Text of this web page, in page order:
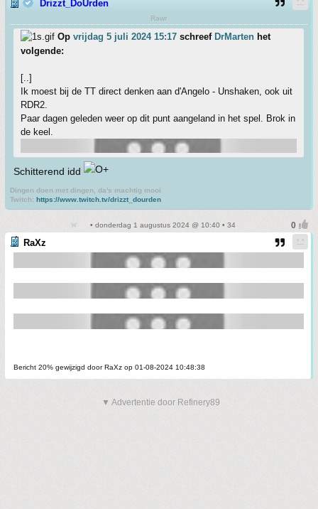
Drizzt_DoUrden
Rawr
Op vrijdag 5 juli 2024 15:17 schreef DrMarten het
volgende:
[..]
Ik moest bij de TT direct denken aan d'Angelo - Unshaken, ook uit
RDR2.
Paar dagen geleden weer op dit punt aangeland in het spel. Brok in
de keel.
Schitterend idd
Dingen doen met dingen, da's machtig mooi
Twitch: https://www.twitch.tv/drizzt_dourden
• donderdag 1 augustus 2024 @ 10:40 • 34
RaXz
Bericht 20% gewijzigd door RaXz op 01-08-2024 10:48:38
▼ Advertentie door Refinery89